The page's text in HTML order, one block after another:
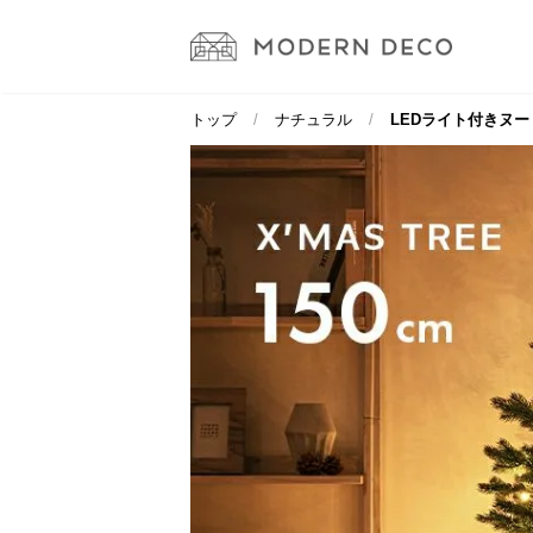
トップ ナチュラル LEDライト付きヌ